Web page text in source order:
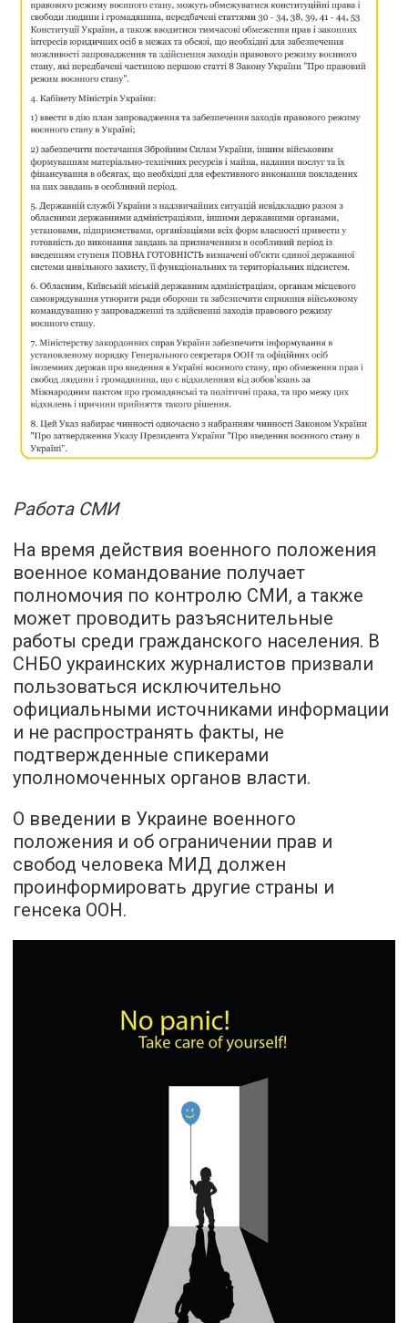
Работа СМИ
На время действия военного положения
военное командование получает
полномочия по контролю СМИ, а также
может проводить разъяснительные
работы среди гражданского населения. В
СНБО украинских журналистов призвали
пользоваться исключительно
официальными источниками информации
и не распространять факты, не
подтвержденные спикерами
уполномоченных органов власти.
О введении в Украине военного
положения и об ограничении прав и
свобод человека МИД должен
проинформировать другие страны и
генсека ООН.